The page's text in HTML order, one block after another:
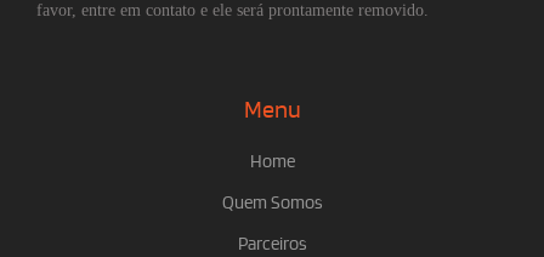
favor, entre em contato e ele será prontamente removido.
Menu
Home
Quem Somos
Parceiros